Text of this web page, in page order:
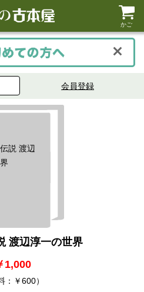
かご
会員登録
説 渡辺
渡辺淳一の世界
1,000
：￥600）